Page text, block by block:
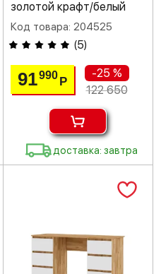
золотой крафт/белый
Код товара: 204525
(5)
91990 Р
-25 %
122 650
доставка: завтра